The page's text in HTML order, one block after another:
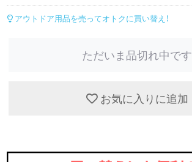
アウトドア用品を売ってオトクに買い替え！
ただいま品切れ中です
お気に入りに追加